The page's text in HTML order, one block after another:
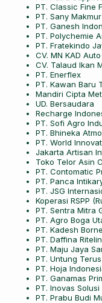
PT. Classic Fine
PT. Sany
PT. Ganesh
PT. Polychemie
PT. Fratekindo
CV. MN KAD
CV. Talaud Ikan
PT. Enerflex
PT. Kawan Baru
Mandiri Cipta
UD. Bersaudara
Recharge
PT. Sofi Agro
PT. Bhineka
PT. World
Jakarta Artisan
Toko Telor Asin
PT. Contomatic
PT. Panca
PT. JSG
Koperasi RSPP
PT. Sentra Mitra
PT. Agro Boga
PT. Kadesh
PT. Daffina
PT. Maju Jaya
PT. Untung
PT. Hoja
PT. Ganamas
PT. Inovas Solusi
PT. Prabu Budi